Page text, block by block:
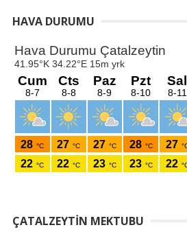
HAVA DURUMU
ÇATALZEYTIN MEKTUBU